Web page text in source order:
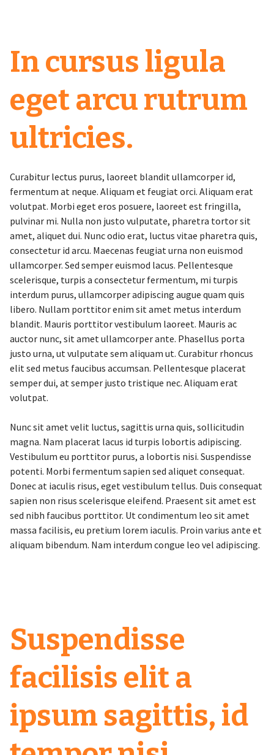
In cursus ligula
eget arcu rutrum
ultricies.
Curabitur lectus purus, laoreet blandit ullamcorper id,
fermentum at neque. Aliquam et feugiat orci. Aliquam erat
volutpat. Morbi eget eros posuere, laoreet est fringilla,
pulvinar mi. Nulla non justo vulputate, pharetra tortor sit
amet, aliquet dui. Nunc odio erat, luctus vitae pharetra quis,
consectetur id arcu. Maecenas feugiat urna non euismod
ullamcorper. Sed semper euismod lacus. Pellentesque
scelerisque, turpis a consectetur fermentum, mi turpis
interdum purus, ullamcorper adipiscing augue quam quis
libero. Nullam porttitor enim sit amet metus interdum
blandit. Mauris porttitor vestibulum laoreet. Mauris ac
auctor nunc, sit amet ullamcorper ante. Phasellus porta
justo urna, ut vulputate sem aliquam ut. Curabitur rhoncus
elit sed metus faucibus accumsan. Pellentesque placerat
semper dui, at semper justo tristique nec. Aliquam erat
volutpat.
Nunc sit amet velit luctus, sagittis urna quis, sollicitudin
magna. Nam placerat lacus id turpis lobortis adipiscing.
Vestibulum eu porttitor purus, a lobortis nisi. Suspendisse
potenti. Morbi fermentum sapien sed aliquet consequat.
Donec at iaculis risus, eget vestibulum tellus. Duis consequat
sapien non risus scelerisque eleifend. Praesent sit amet est
sed nibh faucibus porttitor. Ut condimentum leo sit amet
massa facilisis, eu pretium lorem iaculis. Proin varius ante et
aliquam bibendum. Nam interdum congue leo vel adipiscing.
Suspendisse
facilisis elit a
ipsum sagittis, id